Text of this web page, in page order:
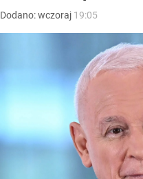
Dodano:wczoraj 19:05